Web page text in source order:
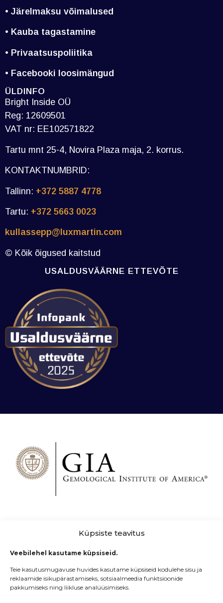
Küpsiste teavitus
Veebilehel kasutame küpsiseid.
Teie kasutusmugavuse huvides kasutame küpsiseid kodulehe sisu ja
reklaamide isikupärastamiseks, sotsiaalmeedia funktsioonide
pakkumiseks ning liikluse analüüsimiseks.
• Järelmaksu võimalused
• Kauba tagastamine
• Privaatsuspoliitika
• Facebooki loosimängud
ÜLDINFO
Bright Inside OÜ
Reg: 12609501
VAT nr: EE102571822
Tartu mnt 25-4, Novira Plaza maja, 2. korrus.
KONTAKTNUMBRID:
Tallinn: +372 5887 4778
Tartu: +372 5663 0023
kullassepp@luxmartin.com
© Kõik õigused kaitstud
USALDUSVÄÄRNE ETTEVÕTE